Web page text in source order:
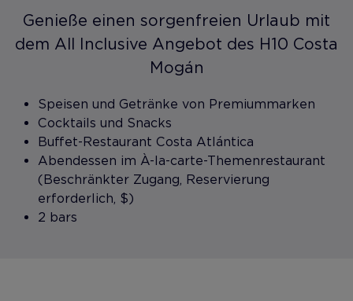
Genieße einen sorgenfreien Urlaub mit
dem All Inclusive Angebot des H10 Costa
Mogán
Speisen und Getränke von Premiummarken
Cocktails und Snacks
Buffet-Restaurant Costa Atlántica
Abendessen im À-la-carte-Themenrestaurant
(Beschränkter Zugang, Reservierung
erforderlich, $)
2 bars